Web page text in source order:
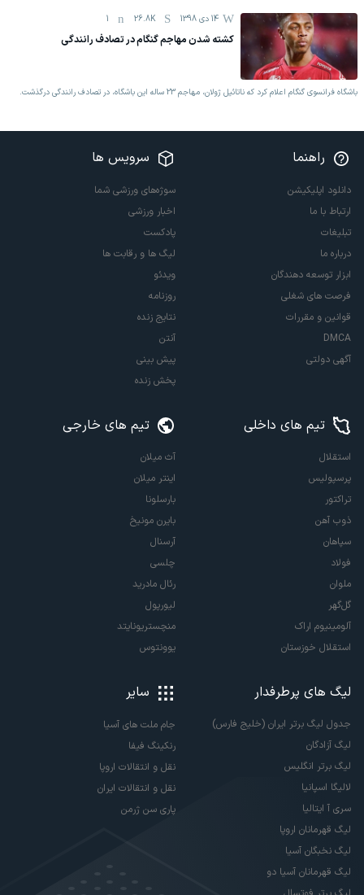
14 دی 1398 26.8K
1
کشته شدن مهاجم گنگام در تصادف رانندگی
باشگاه فرانسوی گنگام اعلام کرد که ناتائیل ژولان، مهاجم 23 ساله این باشگاه، در تصادف رانندگی درگذشت.
راهنما
دانلود اپلیکیشن
ارتباط با ما
تبلیغات
درباره ما
ابزار توسعه دهندگان
فرصت های شغلی
قوانین و مقررات
DMCA
آگهی دولتی
سرویس ها
سوژه‌های ورزشی شما
اخبار ورزشی
پادکست
لیگ ها و رقابت ها
ویدئو
روزنامه
نتایج زنده
آنتن
پیش بینی
پخش زنده
تیم های داخلی
استقلال
پرسپولیس
تراکتور
ذوب آهن
سپاهان
فولاد
ملوان
گل‌گهر
آلومینیوم اراک
استقلال خوزستان
تیم های خارجی
آث میلان
اینتر میلان
بارسلونا
بایرن مونیخ
آرسنال
چلسی
رئال مادرید
لیورپول
منچستریونایتد
یوونتوس
لیگ های پرطرفدار
جدول لیگ برتر ایران (خلیج فارس)
لیگ آزادگان
لیگ برتر انگلیس
لالیگا اسپانیا
سری آ ایتالیا
لیگ قهرمانان اروپا
لیگ نخبگان آسیا
لیگ قهرمانان آسیا دو
سایر
جام ملت های آسیا
رنکینگ فیفا
نقل و انتقالات اروپا
نقل و انتقالات ایران
پاری سن ژرمن